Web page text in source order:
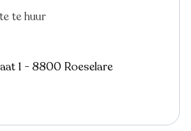
te huur
1 - 8800 Roeselare